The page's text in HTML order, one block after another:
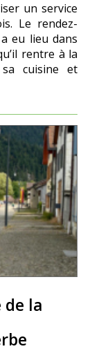
un service
Le rendez-
eu lieu dans
rentre à la
cuisine et
la